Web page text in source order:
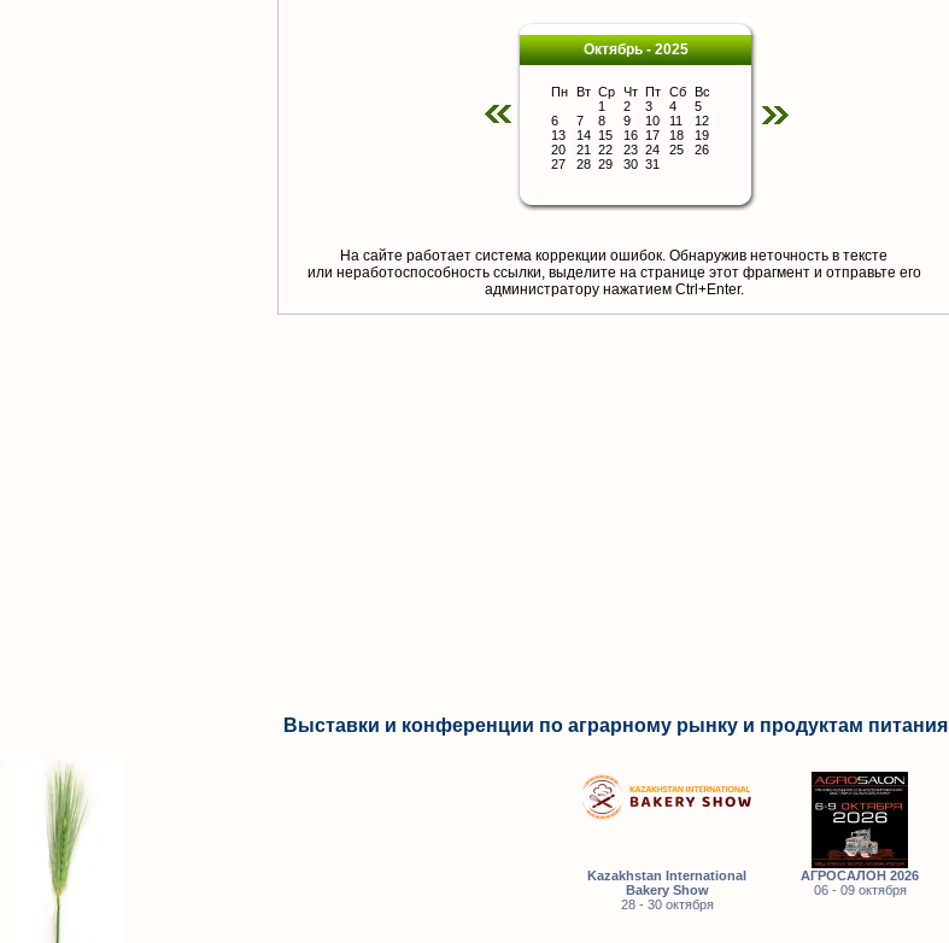
Октябрь - 2025
Пн Вт Ср Чт Пт Сб Вс
1
2 3 4
5
6
7 8 9 10 11
12
13
14 15 16 17 18
19
20
21 22 23 24 25
26
27
28 29 30 31
На сайте работает система коррекции ошибок. Обнаружив неточность в тексте
или неработоспособность ссылки, выделите на странице этот фрагмент и отправьте его
aдминистратору нажатием Ctrl+Enter.
Выставки и конференции по аграрному рынку и продуктам питания
Kazakhstan International
Bakery Show
28 - 30 октября
АГРОСАЛОН 2026
06 - 09 октября